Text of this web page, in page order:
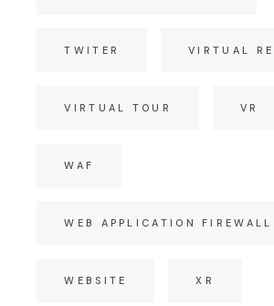
TWITER VIRTUAL
VIRTUAL TOUR VR
WAF
WEB APPLICATION FIREWALL
WEBSITE XR